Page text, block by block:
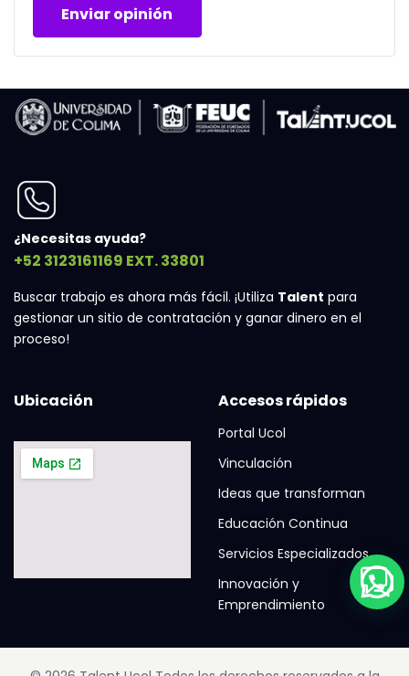
¿Necesitas ayuda?
+52 3123161169 EXT. 33801
Buscar trabajo es ahora más fácil. ¡Utiliza Talent para
gestionar un sitio de contratación y ganar dinero en el
proceso!
Ubicación Accesos rápidos
Portal Ucol
Vinculación
Ideas que transforman
Educación Continua
Servicios Especializados
Innovación y
Emprendimiento